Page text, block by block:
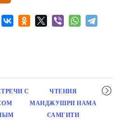
С
ЧТЕНИЯ
МАНДЖУШРИ НАМА
САМГИТИ